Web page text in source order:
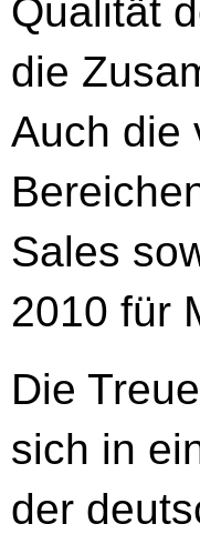
Qualität
die
Auch die
Sales
2010 für
Die
sich in
der